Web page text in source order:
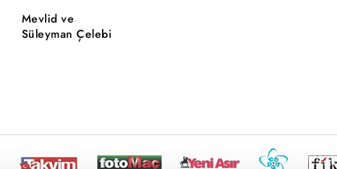
Mevlid ve
Süleyman Çelebi